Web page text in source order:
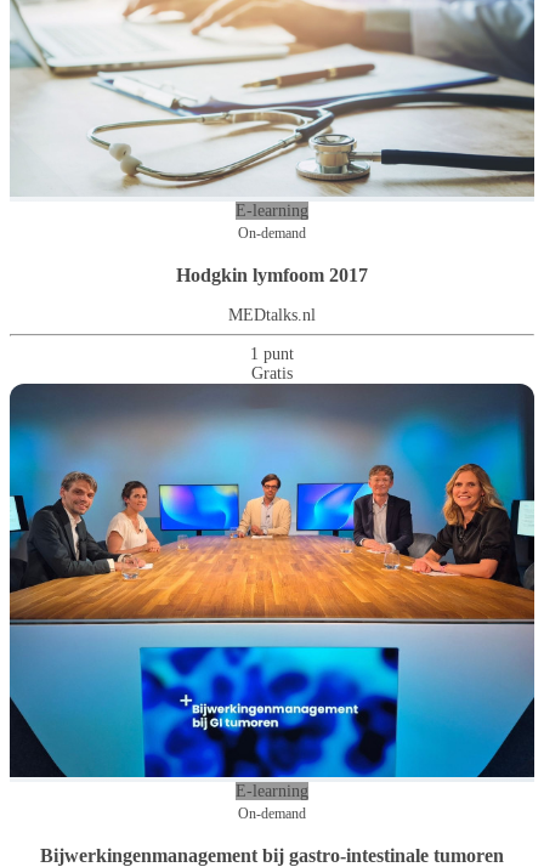
E-learning
On-demand
Hodgkin lymfoom 2017
MEDtalks.nl
1 punt
Gratis
E-learning
On-demand
Bijwerkingenmanagement bij gastro-intestinale tumoren